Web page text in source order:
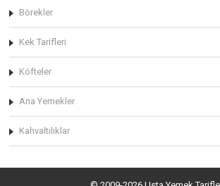
Börekler
Kek Tarifleri
Köfteler
Ana Yemekler
Kahvaltılıklar